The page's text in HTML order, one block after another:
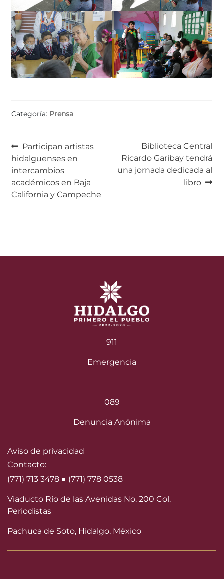
Categoría: Prensa
Navegación
de
entradas
Anterior:
Participan artistas
hidalguenses en
intercambios
académicos en Baja
California y Campeche
Siguiente:
Biblioteca Central
Ricardo Garibay tendrá
una jornada dedicada al
libro
911
Emergencia
089
Denuncia Anónima
Aviso de privacidad
Contacto:
(771) 713 3478 ■ (771) 778 0538
Viaducto Río de las Avenidas No. 200 Col.
Periodistas
Pachuca de Soto, Hidalgo, México